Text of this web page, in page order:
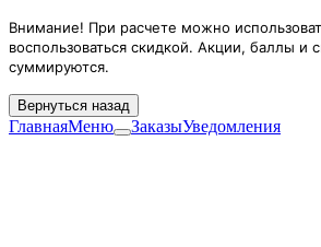
Внимание! При расчете можно
воспользоваться скидкой. Акции, баллы и
суммируются.
Вернуться назад
ГлавнаяМеню ЗаказыУведомления